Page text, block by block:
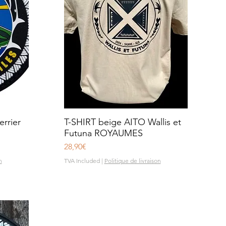
Quick View
T-SHIRT beige AITO Wallis et
Futuna ROYAUMES
Price
28,90€
TVA Included| Politique de livraison